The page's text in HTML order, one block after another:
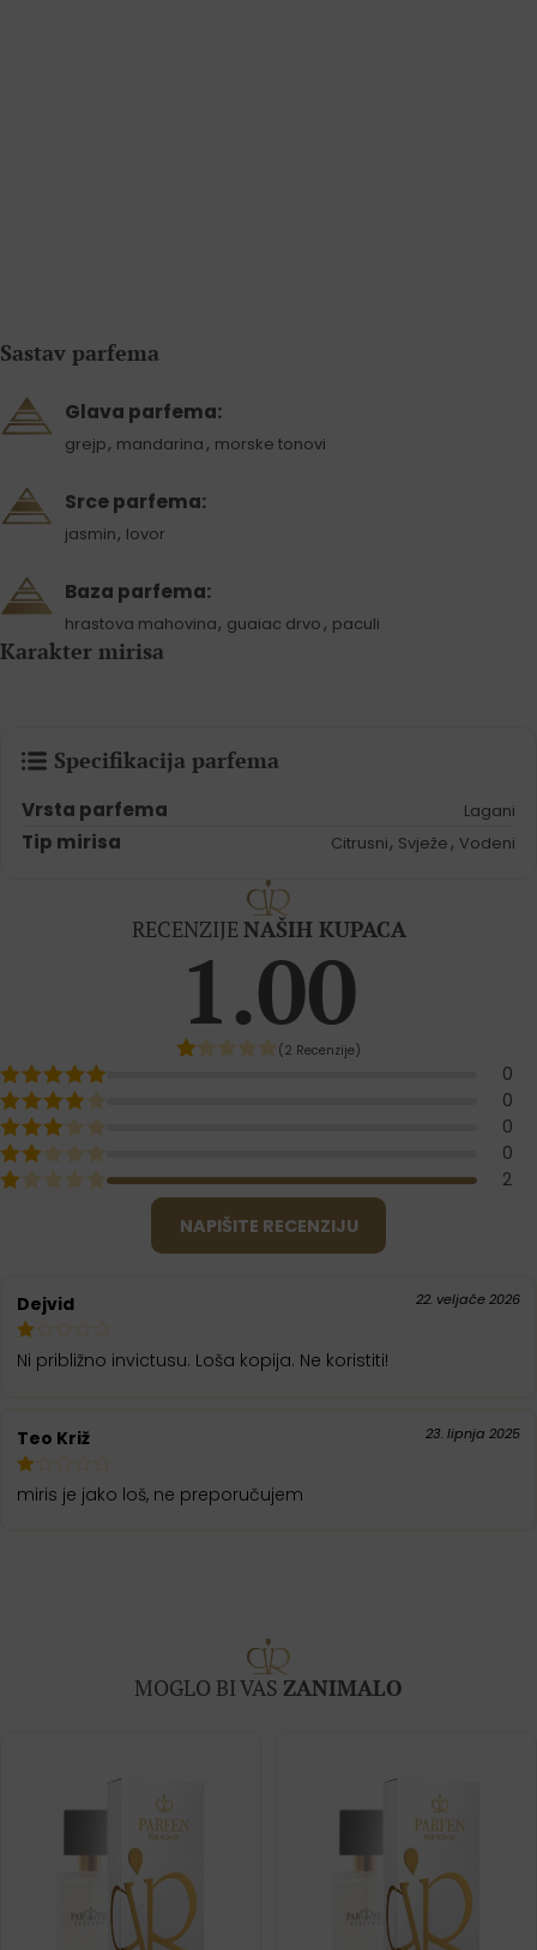
Sastav parfema
Glava parfema:
grejp, mandarina , morske tonovi
Srce parfema:
jasmin, lovor
Baza parfema:
hrastova mahovina, guaiac drvo , paculi
Karakter mirisa
Specifikacija parfema
Vrsta parfema Lagani
Tip mirisa Citrusni, Svježe , Vodeni
RECENZIJE NAŠIH KUPACA
1.00
(2 Recenzije)
0
0
0
0
2
NAPIŠITE RECENZIJU
Dejvid 22. veljače 2026
Ni približno invictusu. Loša kopija. Ne koristiti!
Teo Križ 23. lipnja 2025
miris je jako loš, ne preporučujem
MOGLO BI VAS ZANIMALO